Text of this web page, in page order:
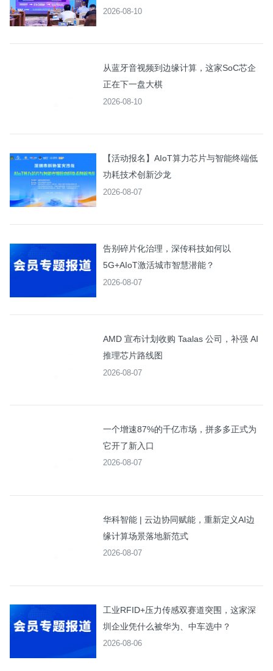
2026-08-10
从蓝牙音视频到边缘计算，这家SoC芯企
正在下一盘大棋
2026-08-10
【活动报名】AIoT算力芯片与智能终端低
功耗技术创新沙龙
2026-08-07
告别碎片化治理，深传科技如何以
5G+AIoT激活城市智慧潜能？
2026-08-07
AMD 宣布计划收购 Taalas 公司，补强 AI
推理芯片路线图
2026-08-07
一个增速87%的千亿市场，拼多多正式为
它开了新入口
2026-08-07
华科智能 | 云边协同赋能，重新定义AI边
缘计算场景落地新范式
2026-08-07
工业RFID+压力传感双赛道突围，这家深
圳企业凭什么被华为、中车选中？
2026-08-06